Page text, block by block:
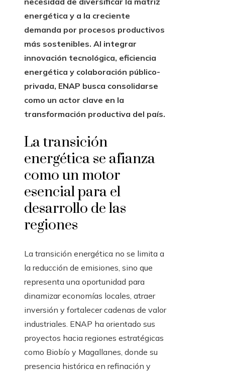
energética y a la creciente
demanda por procesos productivos
más sostenibles. Al integrar
innovación tecnológica, eficiencia
energética y colaboración público-
privada, ENAP busca consolidarse
como un actor clave en la
transformación productiva del país.
La transición
energética se afianza
como un motor
esencial para el
desarrollo de las
regiones
La transición energética no se limita a
la reducción de emisiones, sino que
representa una oportunidad para
dinamizar economías locales, atraer
inversión y fortalecer cadenas de valor
industriales. ENAP ha orientado sus
proyectos hacia regiones estratégicas
como Biobío y Magallanes, donde su
presencia histórica en refinación y